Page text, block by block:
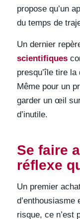
propose qu’un
du temps de
Un dernier
scientifiques
presqu’île tire
Même pour un
garder un œil
d’inutile.
Se faire
réflexe
Un premier
d’enthousiasme
risque, ce n’est